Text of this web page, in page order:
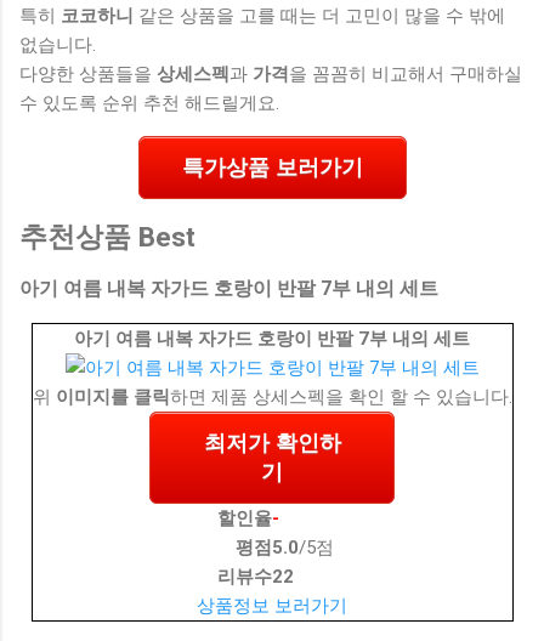
특히 코코하니 같은 상품을 고를 때는 더 고민이 많을 수 밖에
없습니다.
다양한 상품들을 상세스펙 과 가격 을 꼼꼼히 비교해서 구매하실
수 있도록 순위 추천 해드릴게요.
특가상품 보러가기
추천상품 Best
아기 여름 내복 자가드 호랑이 반팔 7부 내의 세트
아기 여름 내복 자가드 호랑이 반팔 7부 내의 세트
위 이미지를 클릭하면 제품 상세스펙을 확인 할 수 있습니다.
최저가 확인하
기
할인율-
평점 5.0/5점
리뷰수22
상품정보 보러가기